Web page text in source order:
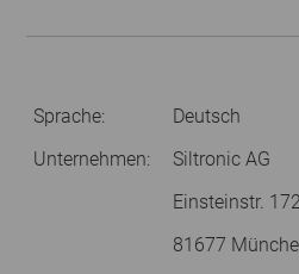
Sprache:
Deutsch
Unternehmen:
Siltronic AG
Einsteinstr.
81677